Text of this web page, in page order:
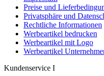
Preise und
Privatsphäre und
Rechtliche Informationen
Werbeartikel bedrucken
Werbeartikel mit Logo
Werbeartikel
Kundenservice I